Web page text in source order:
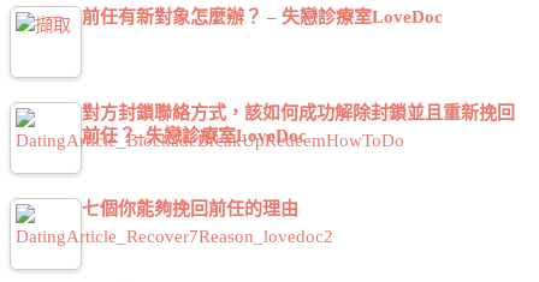
前任有新對象怎麼辦？ – 失戀診療室LoveDoc
對方封鎖聯絡方式，該如何成功解除封鎖並且重新挽回
前任？–失戀診療室LoveDoc
七個你能夠挽回前任的理由